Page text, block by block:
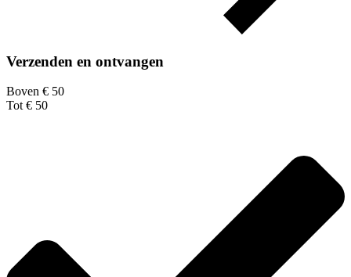
Verzenden en ontvangen
Boven € 50
Tot € 50